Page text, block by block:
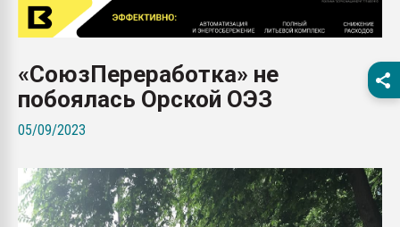
Продам отходы
поликарбоната и АБС-
26.07.2022 "Сибирский
ПЕРЕЙТИ НА
«СоюзПереработка» не
побоялась Орской ОЭЗ
05/09/2023